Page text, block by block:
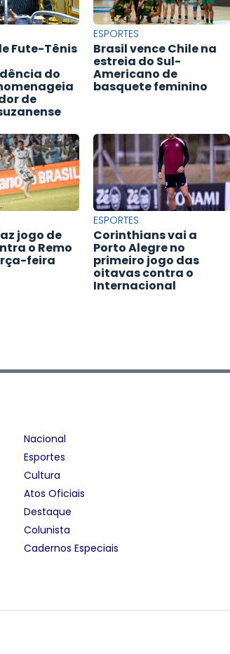
Fute-Tênis
do
de
ESPORTES
Brasil vence Chile na
estreia do Sul-
Americano de
basquete feminino
jogo de
o Remo
feira
ESPORTES
Corinthians vai a
Porto Alegre no
primeiro jogo das
oitavas contra o
Internacional
Nacional
Esportes
Cultura
Atos Oficiais
Destaque
Colunista
Cadernos Especiais